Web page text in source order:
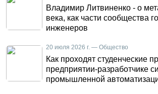
Владимир Литвиненко - о
века, как части сообщества
инженеров
20 июля 2026 г. — Общество
Как проходят студенческие
предприятии-разработчике
промышленной